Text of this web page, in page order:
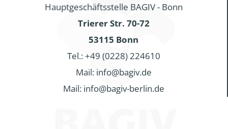
Hauptgeschäftsstelle BAGIV - Bonn
Trierer Str. 70-72
53115 Bonn
Tel.: +49 (0228) 224610
Mail: info@bagiv.de
Mail: info@bagiv-berlin.de